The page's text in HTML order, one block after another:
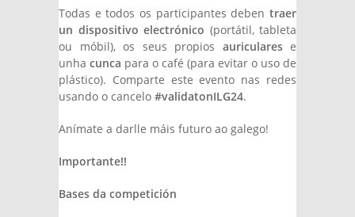
Todas e todos os participantes deben traer
un dispositivo electrónico (portátil, tableta
ou móbil), os seus propios auriculares e
unha cunca para o café (para evitar o uso de
plástico). Comparte este evento nas redes
usando o cancelo #validatonILG24.
Anímate a darlle máis futuro ao galego!
Importante!!
Bases da competición